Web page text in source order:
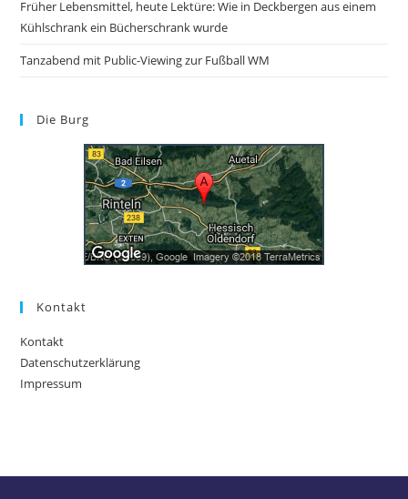
Früher Lebensmittel, heute Lektüre: Wie in Deckbergen aus einem
Kühlschrank ein Bücherschrank wurde
Tanzabend mit Public-Viewing zur Fußball WM
Die Burg
Kontakt
Kontakt
Datenschutzerklärung
Impressum